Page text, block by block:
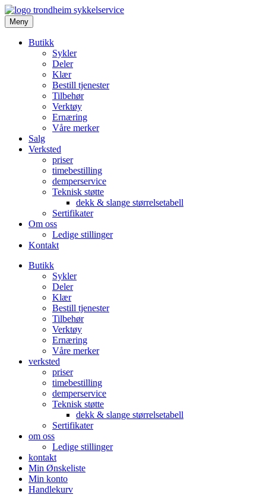
Meny
Butikk
Sykler
Deler
Klær
Bestill tjenester
Tilbehør
Verktøy
Ernæring
Våre merker
Salg
Verksted
priser
timebestilling
demperservice
Teknisk støtte
dekk & slange størrelsetabell
Sertifikater
Om oss
Ledige stillinger
Kontakt
Butikk
Sykler
Deler
Klær
Bestill tjenester
Tilbehør
Verktøy
Ernæring
Våre merker
verksted
priser
timebestilling
demperservice
Teknisk støtte
dekk & slange størrelsetabell
Sertifikater
om oss
Ledige stillinger
kontakt
Min Ønskeliste
Min konto
Handlekurv